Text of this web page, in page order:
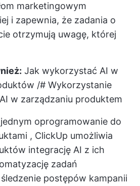
marketingowym
i zapewnia, że zadania o
otrzymują uwagę, której
Jak wykorzystać AI w
/# Wykorzystanie
w zarządzaniu produktem
oprogramowanie do
, ClickUp umożliwia
integrację AI z ich
zadań
postępów kampanii